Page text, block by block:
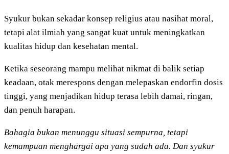
Syukur bukan sekadar konsep religius atau nasihat moral,
tetapi alat ilmiah yang sangat kuat untuk meningkatkan
kualitas hidup dan kesehatan mental.
Ketika seseorang mampu melihat nikmat di balik setiap
keadaan, otak merespons dengan melepaskan endorfin dosis
tinggi, yang menjadikan hidup terasa lebih damai, ringan,
dan penuh harapan.
Bahagia bukan menunggu situasi sempurna, tetapi
kemampuan menghargai apa yang sudah ada. Dan syukur